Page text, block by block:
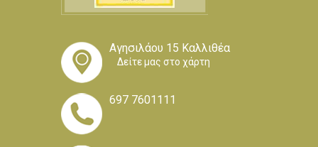
Αγησιλάου 15 Καλλιθέα
Δείτε μας στο χάρτη
697 7601111